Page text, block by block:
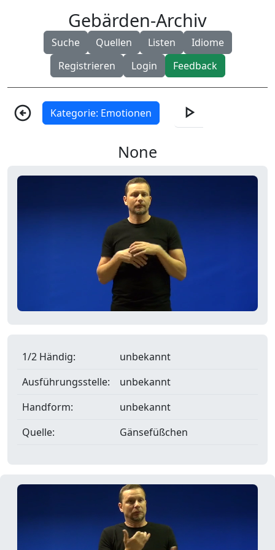
Gebärden-Archiv
Suche Quellen Listen
Idiome
Registrieren
Login Feedback
arrow_circle_left Kategorie: Emotionen play_arrow
None
1/2 Händig:
unbekannt
Ausführungsstelle:
unbekannt
Handform:
unbekannt
Quelle:
Gänsefüßchen